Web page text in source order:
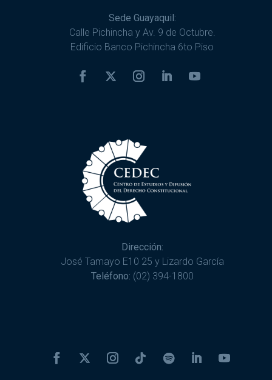
Sede Guayaquil:
Calle Pichincha y Av. 9 de Octubre.
Edificio Banco Pichincha 6to Piso
Dirección:
José Tamayo E10 25 y Lizardo García
Teléfono: (02) 394-1800